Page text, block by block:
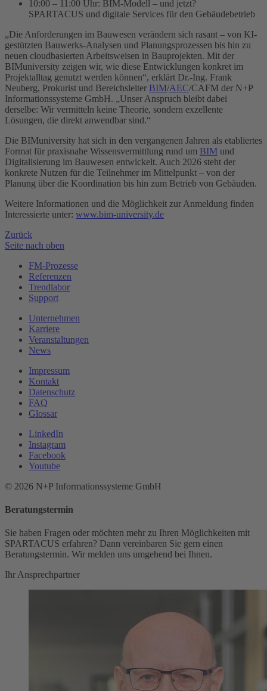
10:00 – 11:00 Uhr: BIM-Modell – und jetzt?
SPARTACUS und digitale Services für den Gebäudebetrieb
„Die Anforderungen im Bauwesen verändern sich rasant – von KI-
gestützten Bauwerks-Analysen und Planungsprozessen bis hin zu
neuen cloudbasierten Arbeitsweisen in Bauprojekten. Mit der
BIMuniversity zeigen wir, wie diese Entwicklungen konkret im
Projektalltag genutzt werden können“, erklärt Dr.-Ing. Frank
Neuberg, Prokurist und Bereichsleiter BIM/AEC/CAFM der N+P
Informationssysteme GmbH. „Unser Anspruch bleibt dabei
derselbe: Wir vermitteln keine Theorie, sondern exzellente
Lösungen, die direkt anwendbar sind.“
Die BIMuniversity hat sich in den vergangenen Jahren als etabliertes
Format für praxisnahe Wissensvermittlung rund um BIM und
Digitalisierung im Bauwesen entwickelt. Auch 2026 steht der
konkrete Nutzen für die Teilnehmer im Mittelpunkt – von der
Planung über die Koordination bis hin zum Betrieb von Gebäuden.
Weitere Informationen und die Möglichkeit zur Anmeldung finden
Interessierte unter: www.bim-university.de
Zurück
Seite nach oben
FM-Prozesse
Referenzen
Trendlabor
Support
Unternehmen
Karriere
Veranstaltungen
News
Impressum
Kontakt
Datenschutz
FAQ
Glossar
LinkedIn
Instagram
Facebook
Youtube
© 2026 N+P Informationssysteme GmbH
Beratungstermin
Sie haben Fragen oder möchten mehr zu Ihren Möglichkeiten mit
SPARTACUS erfahren? Dann vereinbaren Sie gern einen
Beratungstermin. Wir melden uns umgehend bei Ihnen.
Ihr Ansprechpartner